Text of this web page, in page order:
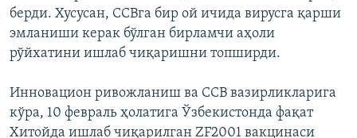
берди. Хусусан, ССВга бир ой ичида вирусга қарши
эмланиши керак бўлган бирламчи аҳоли
рўйхатини ишлаб чиқаришни топширди.
Инновацион ривожланиш ва ССВ вазирликларига
кўра, 10 февраль ҳолатига Ўзбекистонда фақат
Хитойда ишлаб чиқарилган ZF2001 вакцинаси